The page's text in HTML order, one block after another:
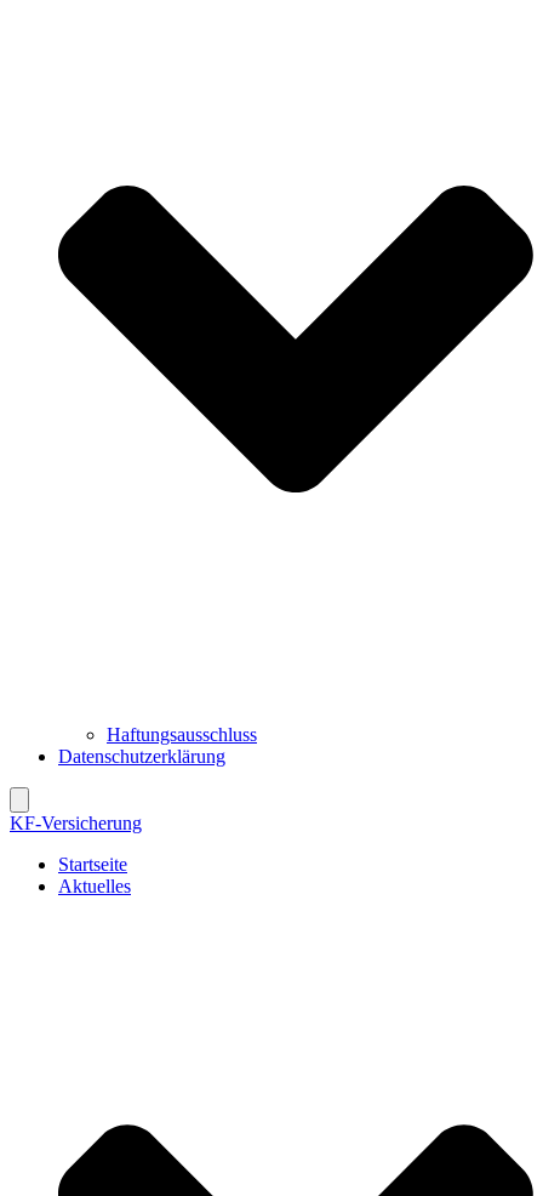
Haftungsausschluss
Datenschutzerklärung
KF-Versicherung
Startseite
Aktuelles